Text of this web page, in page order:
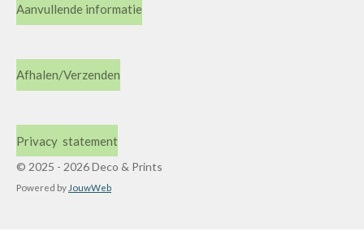
Aanvullende informatie
Afhalen/Verzenden
Privacy statement
© 2025 - 2026 Deco & Prints
Powered by JouwWeb